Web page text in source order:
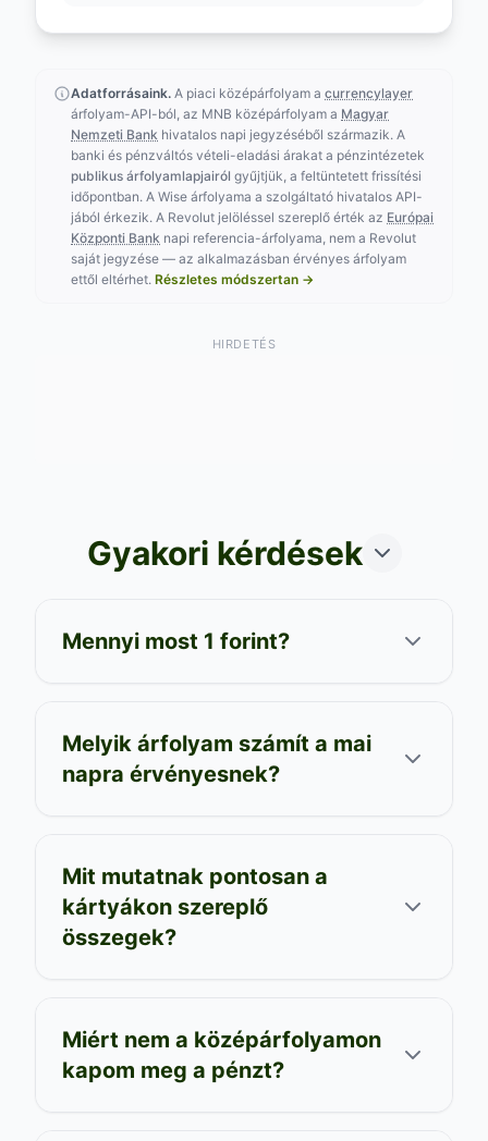
Adatforrásaink. A piaci középárfolyam a currencylayer
árfolyam-API-ból, az MNB középárfolyam a Magyar
Nemzeti Bank hivatalos napi jegyzéséből származik. A
banki és pénzváltós vételi-eladási árakat a pénzintézetek
publikus árfolyamlapjairól gyűjtjük, a feltüntetett frissítési
időpontban. A Wise árfolyama a szolgáltató hivatalos API-
jából érkezik. A Revolut jelöléssel szereplő érték az Európai
Központi Bank napi referencia-árfolyama, nem a Revolut
saját jegyzése — az alkalmazásban érvényes árfolyam
ettől eltérhet. Részletes módszertan →
HIRDETÉS
Gyakori kérdések
Mennyi most 1 forint?
Melyik árfolyam számít a mai
napra érvényesnek?
Mit mutatnak pontosan a
kártyákon szereplő
összegek?
Miért nem a középárfolyamon
kapom meg a pénzt?